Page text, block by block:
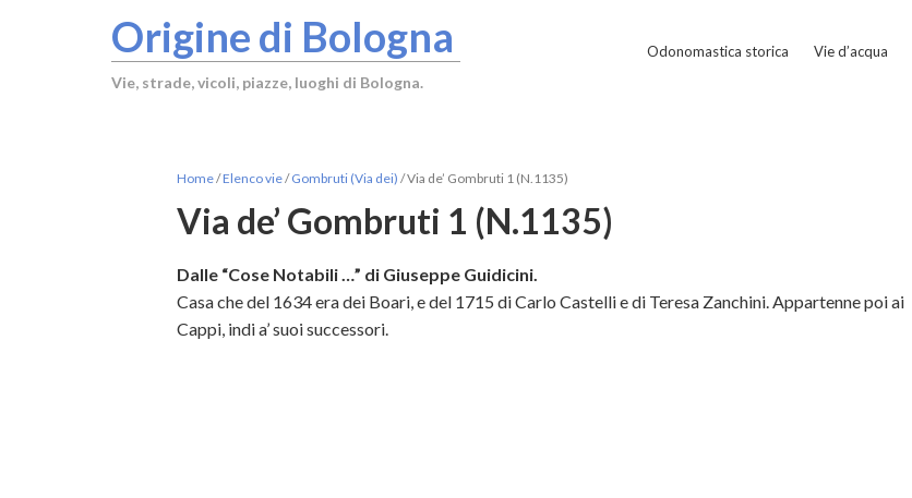
Origine di Bologna
Vie, strade, vicoli, piazze, luoghi di Bologna.
Odonomastica storica Vie d’acqua
Home/Elenco vie/ Gombruti (Via dei) /Via de’ Gombruti 1 (N.1135)
Via de’ Gombruti 1 (N.1135)
Dalle “Cose Notabili …” di Giuseppe Guidicini.
Casa che del 1634 era dei Boari, e del 1715 di Carlo Castelli e di Teresa Zanchini. Appartenne poi ai
Cappi, indi a’ suoi successori.